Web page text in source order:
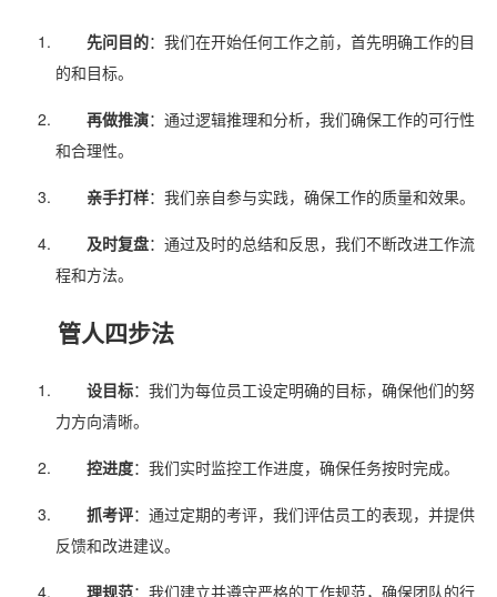
先问目的：我们在开始任何工作之前，首先明确工作的目
的和目标。
再做推演：通过逻辑推理和分析，我们确保工作的可行性
和合理性。
亲手打样：我们亲自参与实践，确保工作的质量和效果。
及时复盘：通过及时的总结和反思，我们不断改进工作流
程和方法。
管人四步法
设目标：我们为每位员工设定明确的目标，确保他们的努
力方向清晰。
控进度：我们实时监控工作进度，确保任务按时完成。
抓考评：通过定期的考评，我们评估员工的表现，并提供
反馈和改进建议。
理规范：我们建立并遵守严格的工作规范，确保团队的行